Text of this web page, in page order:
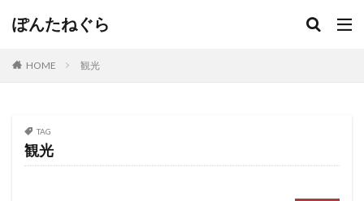
ぽんたねぐら
HOME 観光
TAG
観光